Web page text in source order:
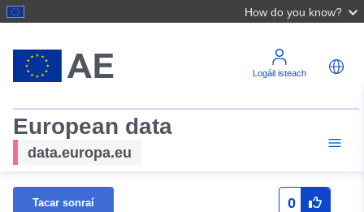
How do you know?
Logáil isteach
European data
data.europa.eu
Tacar sonraí 0